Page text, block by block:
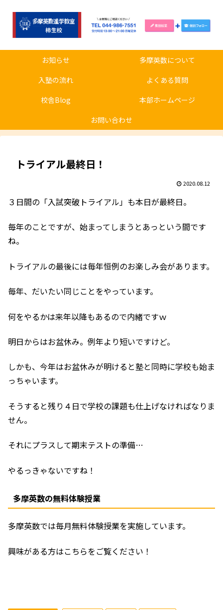
お知らせ
多摩英数について
入塾の流れ
よくある質問
校舎Blog
本部ホームページ
お問い合わせ
トライアル最終日！
2020.08.12
３日間の「入試突破トライアル」も本日が最終日。
毎年のことですが、始まってしまうとあっという間です
ね。
トライアルの最後には毎年恒例のお楽しみ会があります。
毎年、だいたい同じことをやっています。
何をやるかは来年以降もあるので内緒ですｗ
明日からはお盆休み。例年より短いですけど。
しかも、今年はお盆休みが明けると塾と同時に学校も始ま
っちゃいます。
そうすると残り４日で学校の課題も仕上げなければなりま
せん。
それにプラスして期末テストの準備…
やるっきゃないですね！
多摩英数の無料体験授業
多摩英数では毎月無料体験授業を実施しています。
興味がある方はこちらをご覧ください！